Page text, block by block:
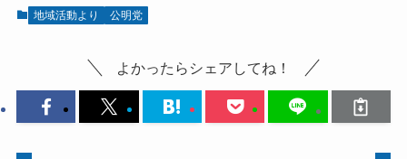
地域活動より 公明党
よかったらシェアしてね！